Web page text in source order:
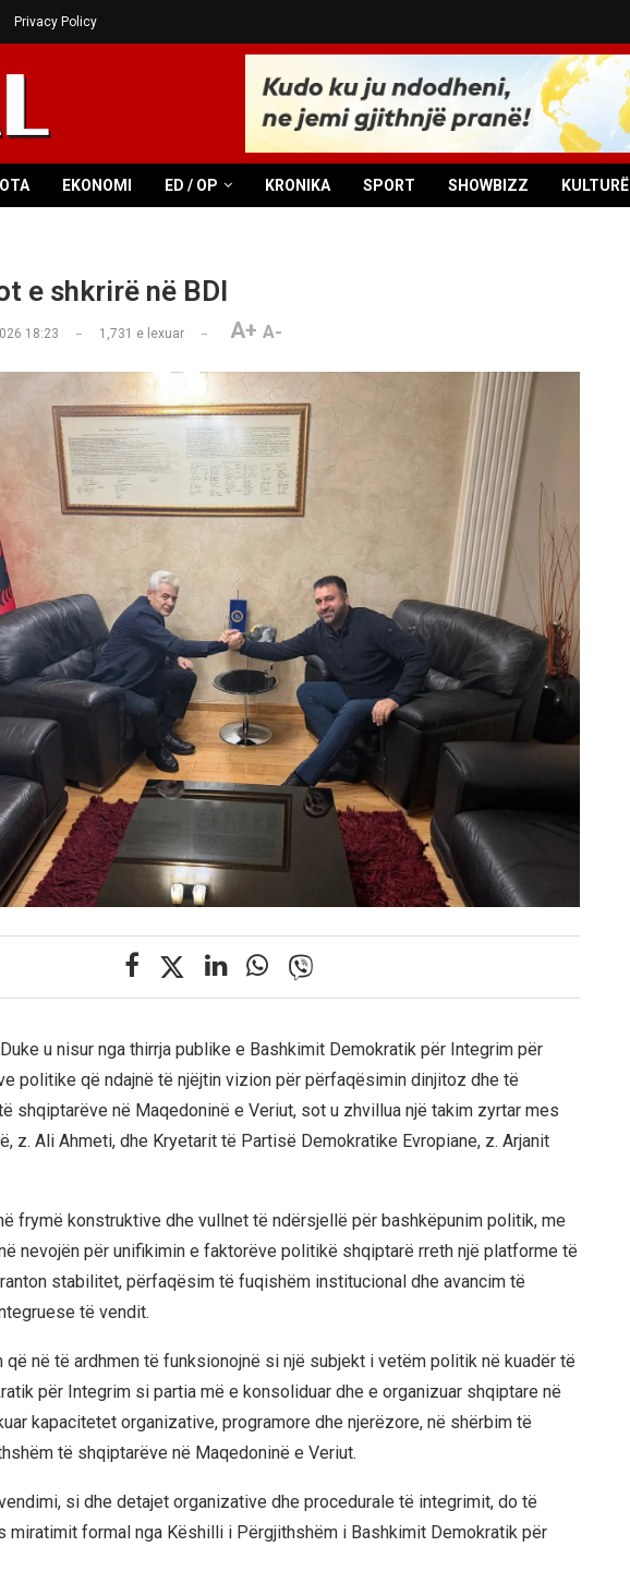
Privacy Policy
EKONOMI ED / OP KRONIKA SPORT SHOWBIZZ KULTURË
e shkrirë në BDI
18:23 1,731 e lexuar A+ A-
u nisur nga thirrja publike e Bashkimit Demokratik për Integrim për
politike që ndajnë të njëjtin vizion për përfaqësimin dinjitoz dhe të
shqiptarëve në Maqedoninë e Veriut, sot u zhvillua një takim zyrtar mes
z. Ali Ahmeti, dhe Kryetarit të Partisë Demokratike Evropiane, z. Arjanit
frymë konstruktive dhe vullnet të ndërsjellë për bashkëpunim politik, me
nevojën për unifikimin e faktorëve politikë shqiptarë rreth një platforme të
stabilitet, përfaqësim të fuqishëm institucional dhe avancim të
të vendit.
që në të ardhmen të funksionojnë si një subjekt i vetëm politik në kuadër të
për Integrim si partia më e konsoliduar dhe e organizuar shqiptare në
kapacitetet organizative, programore dhe njerëzore, në shërbim të
të shqiptarëve në Maqedoninë e Veriut.
si dhe detajet organizative dhe procedurale të integrimit, do të
miratimit formal nga Këshilli i Përgjithshëm i Bashkimit Demokratik për